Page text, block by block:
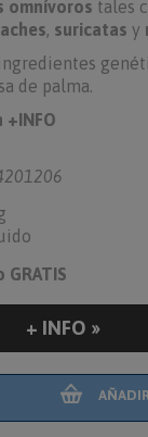
omnívoros tales
, suricatas y
de palma.
+ INFO »